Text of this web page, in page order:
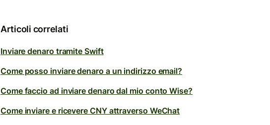
Articoli correlati
Inviare denaro tramite Swift
Come posso inviare denaro a un indirizzo email?
Come faccio ad inviare denaro dal mio conto Wise?
Come inviare e ricevere CNY attraverso WeChat